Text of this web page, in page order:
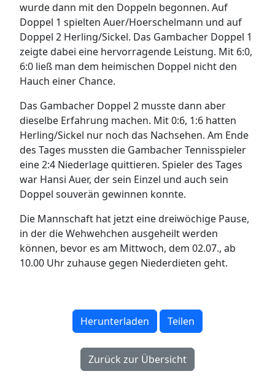
wurde dann mit den Doppeln begonnen. Auf
Doppel 1 spielten Auer/Hoerschelmann und auf
Doppel 2 Herling/Sickel. Das Gambacher Doppel 1
zeigte dabei eine hervorragende Leistung. Mit 6:0,
6:0 ließ man dem heimischen Doppel nicht den
Hauch einer Chance.
Das Gambacher Doppel 2 musste dann aber
dieselbe Erfahrung machen. Mit 0:6, 1:6 hatten
Herling/Sickel nur noch das Nachsehen. Am Ende
des Tages mussten die Gambacher Tennisspieler
eine 2:4 Niederlage quittieren. Spieler des Tages
war Hansi Auer, der sein Einzel und auch sein
Doppel souverän gewinnen konnte.
Die Mannschaft hat jetzt eine dreiwöchige Pause,
in der die Wehwehchen ausgeheilt werden
können, bevor es am Mittwoch, dem 02.07., ab
10.00 Uhr zuhause gegen Niederdieten geht.
Herunterladen Teilen
Zurück zur Übersicht